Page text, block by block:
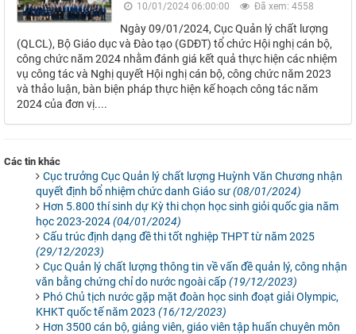
10/01/2024 06:00:00 Đã xem: 4558
Ngày 09/01/2024, Cục Quản lý chất lượng
(QLCL), Bộ Giáo dục và Đào tạo (GDĐT) tổ chức Hội nghị cán bộ,
công chức năm 2024 nhằm đánh giá kết quả thực hiện các nhiệm
vụ công tác và Nghị quyết Hội nghị cán bộ, công chức năm 2023
và thảo luận, bàn biện pháp thực hiện kế hoạch công tác năm
2024 của đơn vị....
Các tin khác
Cục trưởng Cục Quản lý chất lượng Huỳnh Văn Chương nhận
quyết định bổ nhiệm chức danh Giáo sư(08/01/2024)
Hơn 5.800 thí sinh dự Kỳ thi chọn học sinh giỏi quốc gia năm
học 2023-2024(04/01/2024)
Cấu trúc định dạng đề thi tốt nghiệp THPT từ năm 2025
(29/12/2023)
Cục Quản lý chất lượng thông tin về vấn đề quản lý, công nhận
văn bằng chứng chỉ do nước ngoài cấp(19/12/2023)
Phó Chủ tịch nước gặp mặt đoàn học sinh đoạt giải Olympic,
KHKT quốc tế năm 2023 (16/12/2023)
Hơn 3500 cán bộ, giảng viên, giáo viên tập huấn chuyên môn